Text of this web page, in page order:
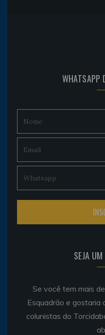
WHATSAPP
SEJA
Se você tem mais
Esquadrão e
colunistas do